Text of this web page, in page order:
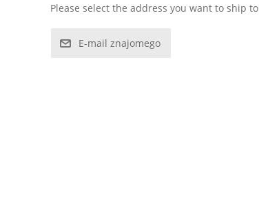
Please select the address you want to ship to
E-mail znajomego